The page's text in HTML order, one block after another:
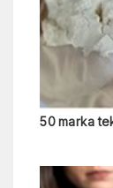
50 marka